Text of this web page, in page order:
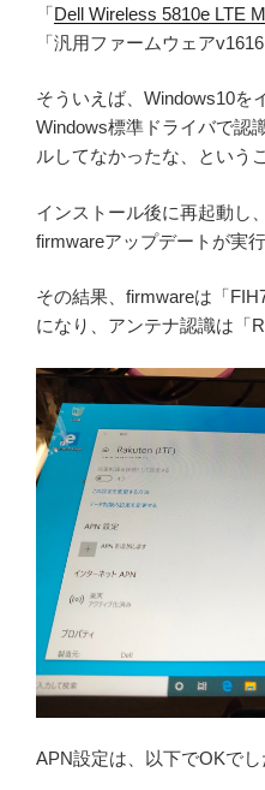
「Dell Wireless 5810e LTE
「汎用ファームウェア
そういえば、Windows10を
Windows標準ドライバで認
ルしてなかったな、という
インストール後に再起動し
firmwareアップデートが実行
その結果、firmwareは「
になり、アンテナ認識は「
APN設定は、以下でOKでし